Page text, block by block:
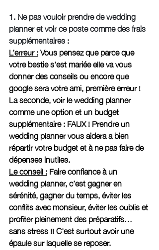
1. Ne pas vouloir prendre de wedding
planner et voir ce poste comme des frais
supplémentaires :
L’erreur : Vous pensez que parce que
votre bestie s'est mariée elle va vous
donner des conseils ou encore que
google sera votre ami, première erreur !
La seconde, voir le wedding planner
comme une option et un budget
supplémentaire : FAUX ! Prendre un
wedding planner vous aidera a bien
répartir votre budget et à ne pas faire de
dépenses inutiles.
Le conseil : Faire confiance à un
wedding planner, c’est gagner en
sérénité, gagner du temps, éviter les
conflits avec monsieur, éviter les oublis et
profiter pleinement des préparatifs…
sans stress !! C'est surtout avoir une
épaule sur laquelle se reposer.